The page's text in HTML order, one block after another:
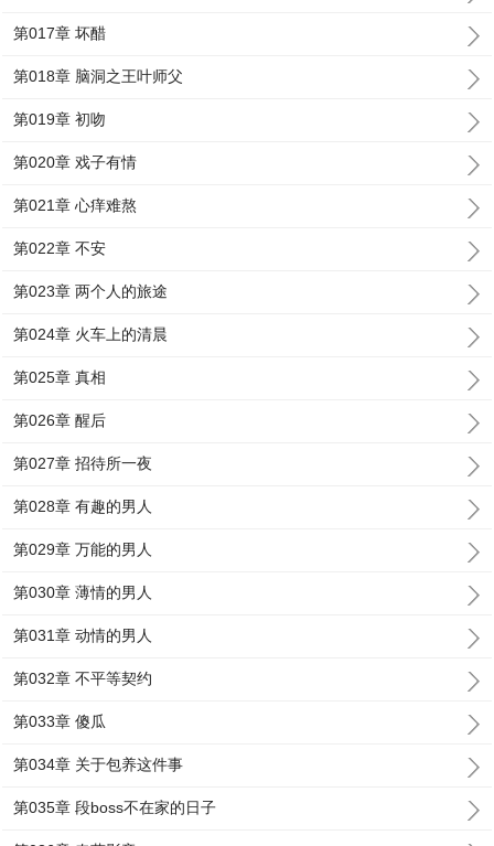
第017章 坏醋
第018章 脑洞之王叶师父
第019章 初吻
第020章 戏子有情
第021章 心痒难熬
第022章 不安
第023章 两个人的旅途
第024章 火车上的清晨
第025章 真相
第026章 醒后
第027章 招待所一夜
第028章 有趣的男人
第029章 万能的男人
第030章 薄情的男人
第031章 动情的男人
第032章 不平等契约
第033章 傻瓜
第034章 关于包养这件事
第035章 段boss不在家的日子